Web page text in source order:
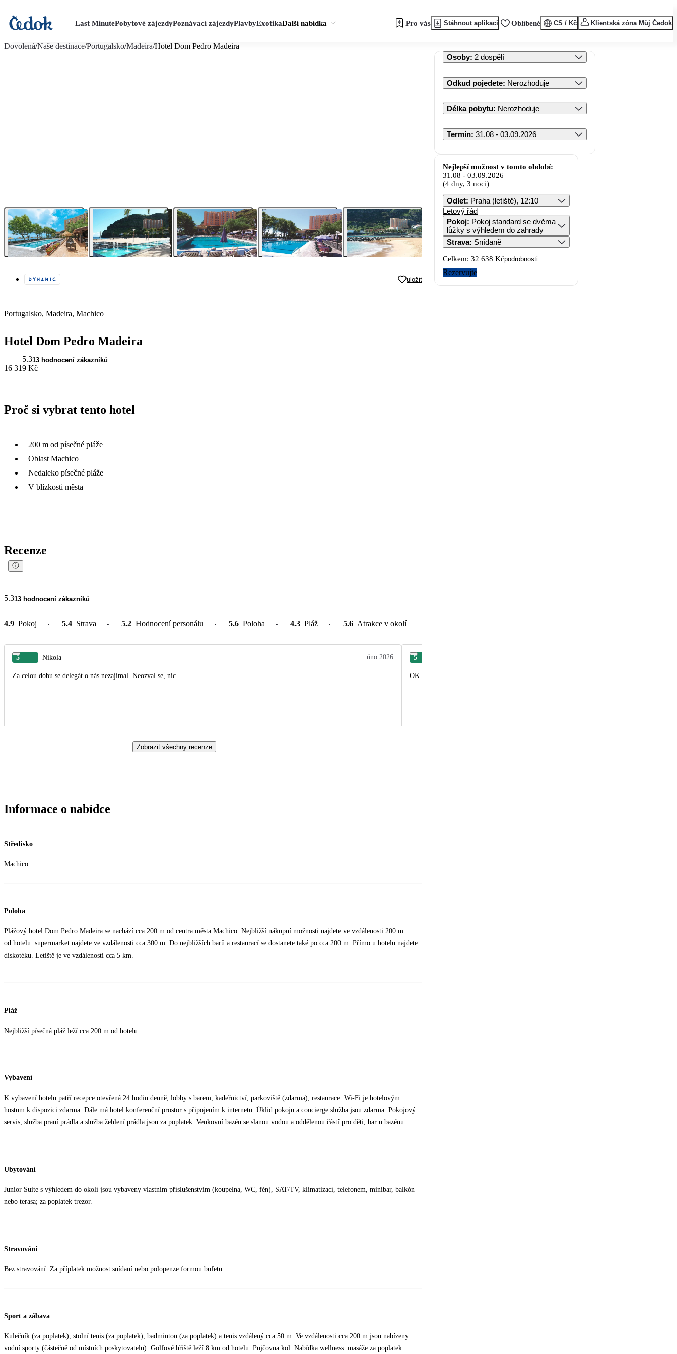
Last MinutePobytové zájezdyPoznávací zájezdyPlavbyExotikaDalší nabídka Pro vás Stáhnout aplikaci Oblíbené CS / Kč Klientská zóna Můj Čedok
Dovolená/Naše destinace/Portugalsko/Madeira/Hotel Dom Pedro Madeira
uložit
Portugalsko, Madeira, Machico
Hotel Dom Pedro Madeira
5.313 hodnocení zákazníků
16 319 Kč
Proč si vybrat tento hotel
200 m od písečné pláže
Oblast Machico
Nedaleko písečné pláže
V blízkosti města
Recenze
5.313 hodnocení zákazníků
4.9 Pokoj 5.4 Strava 5.2 Hodnocení personálu 5.6 Poloha 4.3 Pláž 5.6 Atrakce v okolí
5 Nikola úno 2026
Za celou dobu se delegát o nás nezajímal. Neozval se, nic
5
OK
Zobrazit všechny recenze
Informace o nabídce
Středisko
Machico
Poloha
Plážový hotel Dom Pedro Madeira se nachází cca 200 m od centra města Machico. Nejbližší nákupní možnosti najdete ve vzdálenosti 200 m
od hotelu. supermarket najdete ve vzdálenosti cca 300 m. Do nejbližších barů a restaurací se dostanete také po cca 200 m. Přímo u hotelu najdete
diskotéku. Letiště je ve vzdálenosti cca 5 km.
Pláž
Nejbližší písečná pláž leží cca 200 m od hotelu.
Vybavení
K vybavení hotelu patří recepce otevřená 24 hodin denně, lobby s barem, kadeřnictví, parkoviště (zdarma), restaurace. Wi-Fi je hotelovým
hostům k dispozici zdarma. Dále má hotel konferenční prostor s připojením k internetu. Úklid pokojů a concierge služba jsou zdarma. Pokojový
servis, služba praní prádla a služba žehlení prádla jsou za poplatek. Venkovní bazén se slanou vodou a oddělenou částí pro děti, bar u bazénu.
Ubytování
Junior Suite s výhledem do okolí jsou vybaveny vlastním příslušenstvím (koupelna, WC, fén), SAT/TV, klimatizací, telefonem, minibar, balkón
nebo terasa; za poplatek trezor.
Stravování
Bez stravování. Za příplatek možnost snídaní nebo polopenze formou bufetu.
Sport a zábava
Kulečník (za poplatek), stolní tenis (za poplatek), badminton (za poplatek) a tenis vzdálený cca 50 m. Ve vzdálenosti cca 200 m jsou nabízeny
vodní sporty (částečně od místních poskytovatelů). Golfové hřiště leží 8 km od hotelu. Půjčovna kol. Nabídka wellness: masáže za poplatek.
Osoby: 2 dospělí
Odkud pojedete: Nerozhoduje
Délka pobytu: Nerozhoduje
Termín: 31.08 - 03.09.2026
Nejlepší možnost v tomto období:
31.08 - 03.09.2026
(4 dny, 3 noci)
Odlet: Praha (letiště), 12:10
Letový řád
Pokoj: Pokoj standard se dvěma
lůžky s výhledem do zahrady
Strava: Snídaně
Celkem: 32 638 Kčpodrobnosti
Rezervujte